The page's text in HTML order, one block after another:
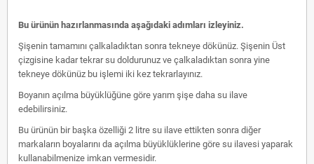
Bu ürünün hazırlanmasında aşağıdaki adımları izleyiniz.
Şişenin tamamını çalkaladıktan sonra tekneye dökünüz. Şişenin Üst
çizgisine kadar tekrar su doldurunuz ve çalkaladıktan sonra yine
tekneye dökünüz bu işlemi iki kez tekrarlayınız.
Boyanın açılma büyüklüğüne göre yarım şişe daha su ilave
edebilirsiniz.
Bu ürünün bir başka özelliği 2 litre su ilave ettikten sonra diğer
markaların boyalarını da açılma büyüklüklerine göre su ilavesi yaparak
kullanabilmenize imkan vermesidir.